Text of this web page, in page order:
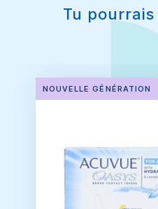
Tu
NOUVELLE GÉNÉRATION